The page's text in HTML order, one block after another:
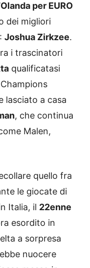
per EURO
dei migliori
Joshua Zirkzee.
i trascinatori
qualificatasi
lasciato a casa
, che continua
Malen,
quello fra
le giocate di
Italia, il 22enne
esordito in
a sorpresa
nuocere